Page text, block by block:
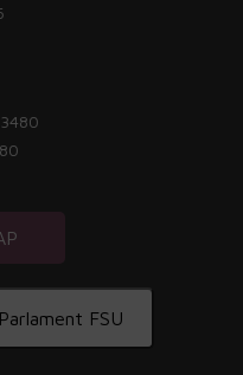
Parlament FSU